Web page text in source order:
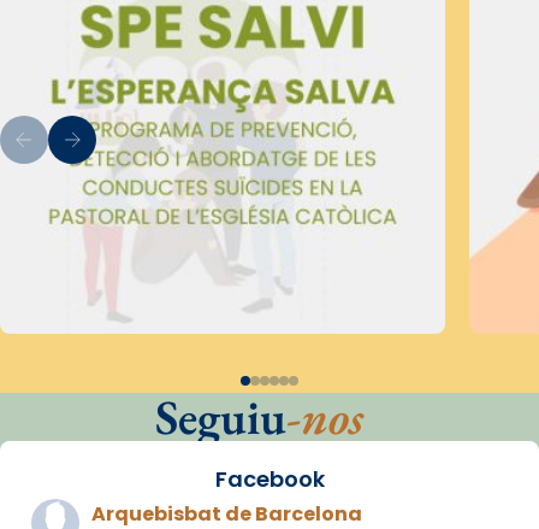
Seguiu-nos
Facebook
Arquebisbat de Barcelona